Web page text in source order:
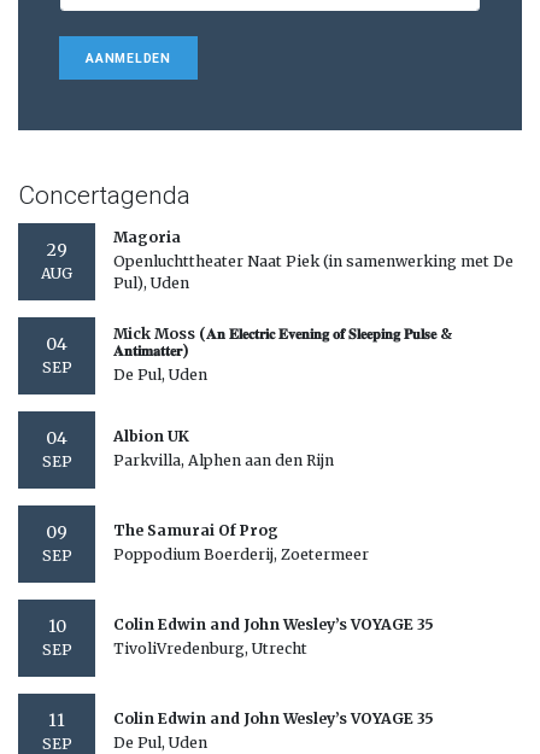
AANMELDEN
Concertagenda
29
AUG
Magoria
Openluchttheater Naat Piek (in samenwerking met De
Pul), Uden
04
SEP
Mick Moss (𝐀𝐧 𝐄𝐥𝐞𝐜𝐭𝐫𝐢𝐜 𝐄𝐯𝐞𝐧𝐢𝐧𝐠 𝐨𝐟 𝐒𝐥𝐞𝐞𝐩𝐢𝐧𝐠 𝐏𝐮𝐥𝐬𝐞 &
𝐀𝐧𝐭𝐢𝐦𝐚𝐭𝐭𝐞𝐫)
De Pul, Uden
04
SEP
Albion UK
Parkvilla, Alphen aan den Rijn
09
SEP
The Samurai Of Prog
Poppodium Boerderij, Zoetermeer
10
SEP
Colin Edwin and John Wesley’s VOYAGE 35
TivoliVredenburg, Utrecht
11
SEP
Colin Edwin and John Wesley’s VOYAGE 35
De Pul, Uden